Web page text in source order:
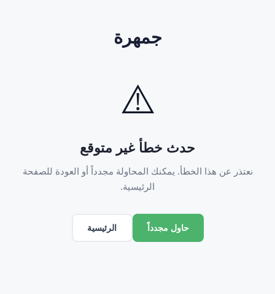
جمهرة
⚠️
حدث خطأ غير متوقع
نعتذر عن هذا الخطأ. يمكنك المحاولة مجدداً أو العودة للصفحة
الرئيسية.
حاول مجدداً الرئيسية